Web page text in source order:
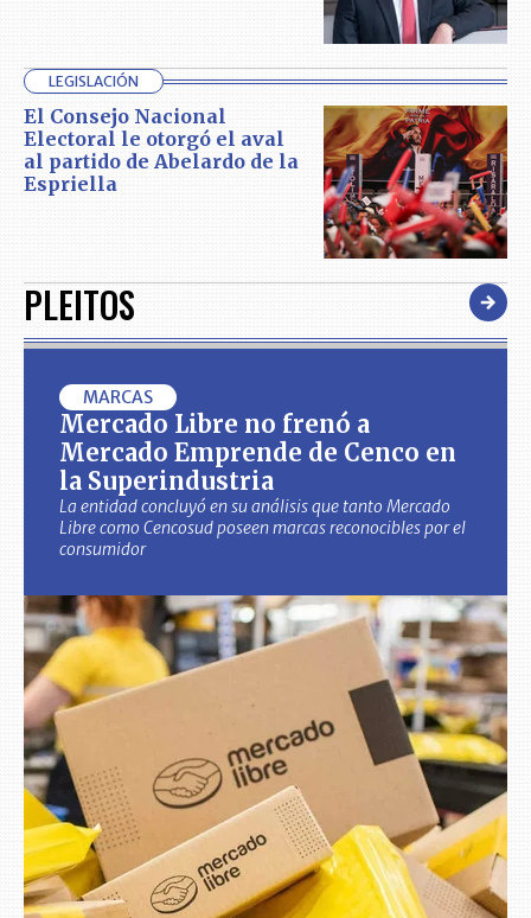
LEGISLACIÓN
El Consejo Nacional
Electoral le otorgó el aval
al partido de Abelardo de la
Espriella
PLEITOS
MARCAS
Mercado Libre no frenó a
Mercado Emprende de Cenco en
la Superindustria
La entidad concluyó en su análisis que tanto Mercado
Libre como Cencosud poseen marcas reconocibles por el
consumidor